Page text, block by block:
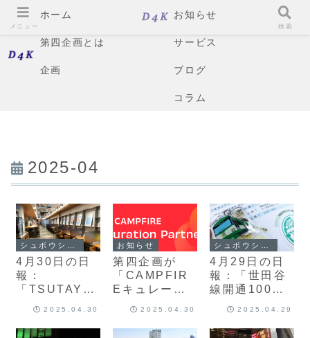
ホーム
お知らせ
第四企画とは
サービス
企画
ブログ
コラム
2025-04
4月30日の日
報：
「TSUTAYA
LOUNGE」と
2025.04.30
お知らせ
第四企画が
「CAMPFIR
Eキュレーシ
結
2025.04.30
4月29日の日
報：「世田谷
線開通100周
活の付き添
2025.04.29
メニュー 検索